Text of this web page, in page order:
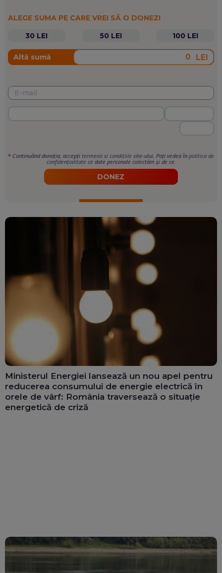
ALEGE SUMA PE CARE VREI SĂ O DONEZI
30 LEI
50 LEI 100 LEI
Altă sumă LEI
* Continuând donația, accepți termenii si condițiile site-ului. Poți vedea în politica de
confidențialitate ce date personale colectăm și de ce.
DONEZ
Ministerul Energiei lansează un nou apel pentru
reducerea consumului de energie electrică în
orele de vârf: România traversează o situație
energetică de criză